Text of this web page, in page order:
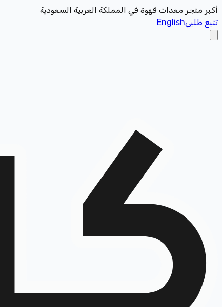
أكبر متجر معدات قهوة في المملكة العربية السعودية
تتبع طلبيEnglish